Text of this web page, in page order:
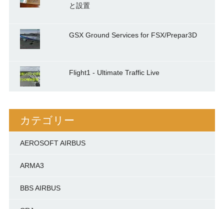
と設置
GSX Ground Services for FSX/Prepar3D
Flight1 - Ultimate Traffic Live
カテゴリー
AEROSOFT AIRBUS
ARMA3
BBS AIRBUS